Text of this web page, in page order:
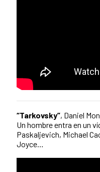
“Tarkovsky”, Daniel
Un hombre entra en un
Paskaljevich, Michael
Joyce…